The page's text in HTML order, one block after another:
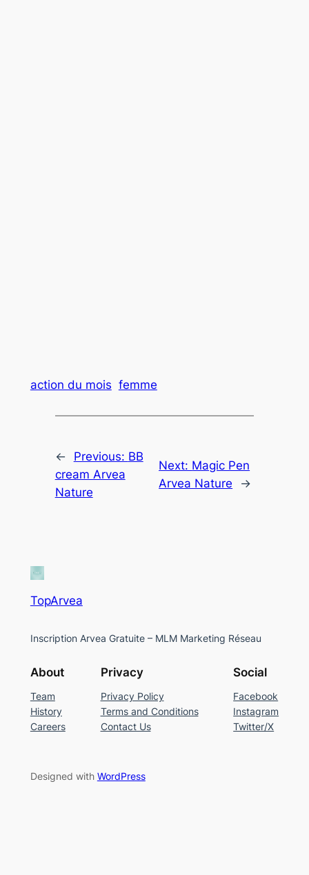
action du mois femme
← Previous: BB
cream Arvea
Nature
Next: Magic Pen
Arvea Nature
→
TopArvea
Inscription Arvea Gratuite – MLM Marketing Réseau
About
Team
History
Careers
Privacy
Privacy Policy
Terms and Conditions
Contact Us
Social
Facebook
Instagram
Twitter/X
Designed with WordPress